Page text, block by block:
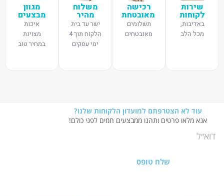
שירות
לקוחות
באדיבות,
מכל הלב
רכישה
מאובטחת
תשלומים
מאובטחים
משלוח
מהיר
ישר עד בית
הלקוח תוך 4
ימי עסקים
מגוון
מבצעים
איכות
מצוינת
במחיר טוב
עוד לא הצטרפתם למועדון הלקוחות שלנו?
אנא מלאו פרטים ותהנו ממבצעים חמים לפני כולם!
שלח טופס